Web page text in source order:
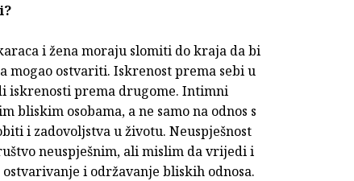
i žena moraju slomiti do kraja da bi
mogao ostvariti. Iskrenost prema sebi u
iskrenosti prema drugome. Intimni
bliskim osobama, a ne samo na odnos s
i zadovoljstva u životu. Neuspješnost
neuspješnim, ali mislim da vrijedi i
i održavanje bliskih odnosa.